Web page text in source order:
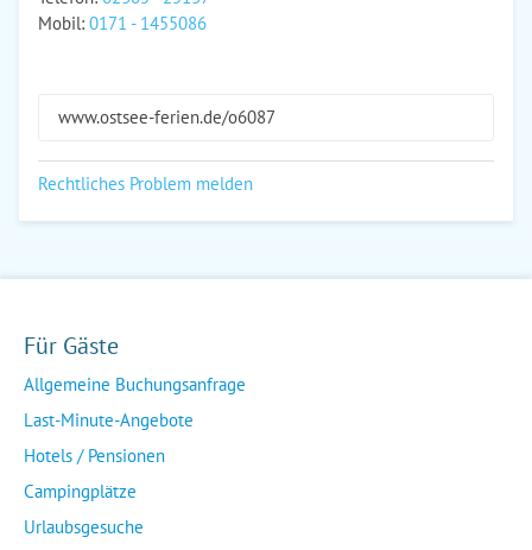
Mobil: 0171 - 1455086
www.ostsee-ferien.de/o6087
Rechtliches Problem melden
Für Gäste
Allgemeine Buchungsanfrage
Last-Minute-Angebote
Hotels / Pensionen
Campingplätze
Urlaubsgesuche